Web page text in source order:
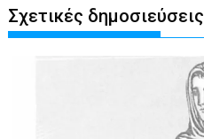
Σχετικές δημοσιεύσεις